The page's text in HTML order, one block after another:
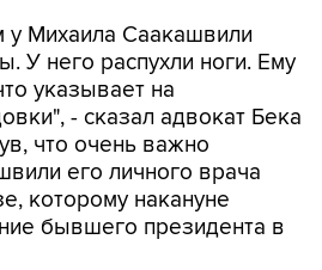
Михаила Саакашвили
У него распухли ноги. Ему
указывает на
- сказал адвокат Бека
что очень важно
его личного врача
которому накануне
бывшего президента в